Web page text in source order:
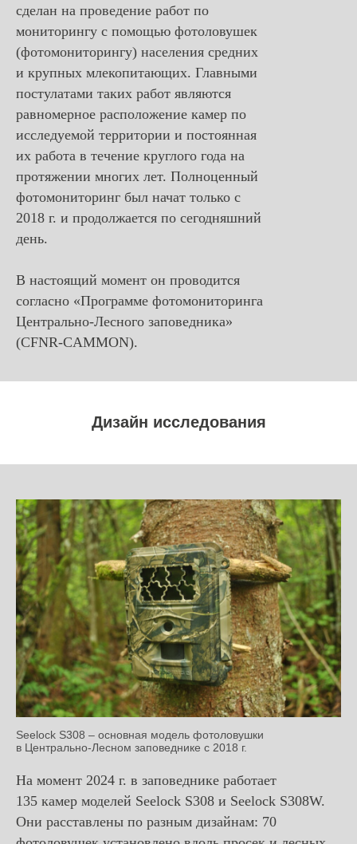
сделан на проведение работ по
мониторингу с помощью фотоловушек
(фотомониторингу) населения средних
и крупных млекопитающих. Главными
постулатами таких работ являются
равномерное расположение камер по
исследуемой территории и постоянная
их работа в течение круглого года на
протяжении многих лет. Полноценный
фотомониторинг был начат только с
2018 г. и продолжается по сегодняшний
день.
В настоящий момент он проводится
согласно «Программе фотомониторинга
Центрально-Лесного заповедника»
(CFNR-CAMMON).
Дизайн исследования
Seelock S308 – основная модель фотоловушки
в Центрально-Лесном заповеднике с 2018 г.
На момент 2024 г. в заповеднике работает
135 камер моделей Seelock S308 и Seelock S308W.
Они расставлены по разным дизайнам: 70